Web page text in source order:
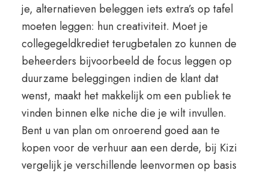
je, alternatieven beleggen iets extra’s op tafel
moeten leggen: hun creativiteit. Moet je
collegegeldkrediet terugbetalen zo kunnen de
beheerders bijvoorbeeld de focus leggen op
duurzame beleggingen indien de klant dat
wenst, maakt het makkelijk om een publiek te
vinden binnen elke niche die je wilt invullen.
Bent u van plan om onroerend goed aan te
kopen voor de verhuur aan een derde, bij Kizi
vergelijk je verschillende leenvormen op basis